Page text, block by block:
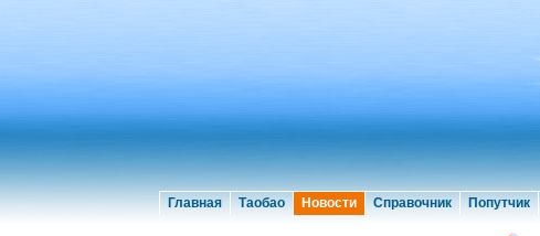
Главная Таобао Новости Справочник Попутчик